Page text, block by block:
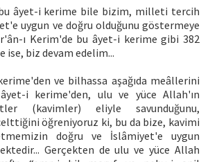
âyet-i kerime bile bizim, milleti tercih
uygun ve doğru olduğunu göstermeye
ı Kerim'de bu âyet-i kerime gibi 382
ise, biz devam edelim...
ve bilhassa aşağıda meâllerini
i kerime'den, ulu ve yüce Allah'ın
(kavimler) eliyle savunduğunu,
öğreniyoruz ki, bu da bize, kavimi
doğru ve İslâmiyet'e uygun
Gerçekten de ulu ve yüce Allah